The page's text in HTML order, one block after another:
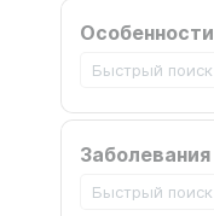
Особенности
Заболевания